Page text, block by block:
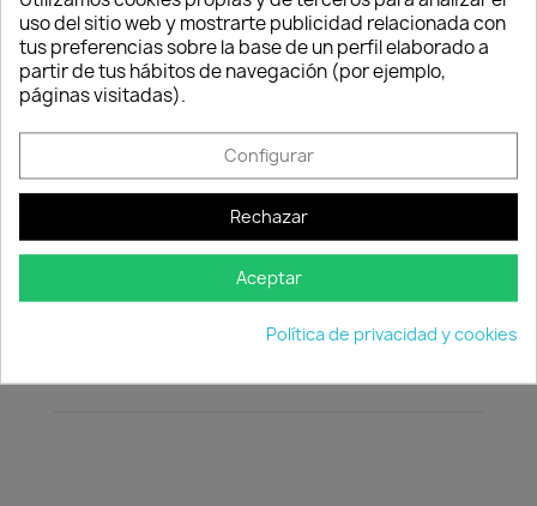
Cantidad
 AÑADIR AL CARRITO
Descripción Detalles del producto
menos de 10 kg: 1 Pipeta de 1 ml.
uso del sitio web y mostrarte publicidad relacionada con
tus preferencias sobre la base de un perfil elaborado a
partir de tus hábitos de navegación (por ejemplo,
páginas visitadas).
Configurar
Rechazar
Aceptar
Política de privacidad y cookies
Consentimiento de cookies